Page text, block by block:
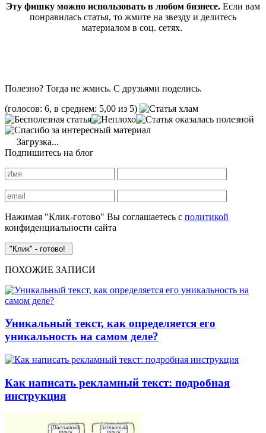
Эту фишку можно использовать в любом бизнесе. Если вам
понравилась статья, то жмите на звезду и делитесь
материалом в соц. сетях.
Полезно? Тогда не жмись. С друзьями поделись.
(голосов: 6, в среднем: 5,00 из 5)
Загрузка...
Подпишитесь на блог
Нажимая "Клик-готово" Вы соглашаетесь с политикой
конфиденциальности сайта
ПОХОЖИЕ ЗАПИСИ
Уникальный текст, как определяется его
уникальность на самом деле?
Как написать рекламный текст: подробная
инструкция